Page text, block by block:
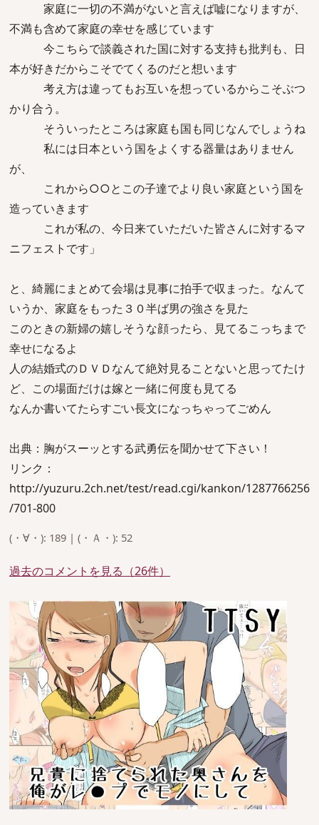
家庭に一切の不満がないと言えば嘘になりますが、
不満も含めて家庭の幸せを感じています
今こちらで談義された国に対する支持も批判も、日
本が好きだからこそでてくるのだと想います
考え方は違ってもお互いを想っているからこそぶつ
かり合う。
そういったところは家庭も国も同じなんでしょうね
私には日本という国をよくする器量はありません
が、
これから○○とこの子達でより良い家庭という国を
造っていきます
これが私の、今日来ていただいた皆さんに対するマ
ニフェストです」
と、綺麗にまとめて会場は見事に拍手で収まった。なんて
いうか、家庭をもった３０半ば男の強さを見た
このときの新婦の嬉しそうな顔ったら、見てるこっちまで
幸せになるよ
人の結婚式のＤＶＤなんて絶対見ることないと思ってたけ
ど、この場面だけは嫁と一緒に何度も見てる
なんか書いてたらすごい長文になっちゃってごめん
出典：胸がスーッとする武勇伝を聞かせて下さい！
リンク：
http://yuzuru.2ch.net/test/read.cgi/kankon/1287766256
/701-800
(・∀・): 189 | (・Ａ・): 52
過去のコメントを見る（26件）